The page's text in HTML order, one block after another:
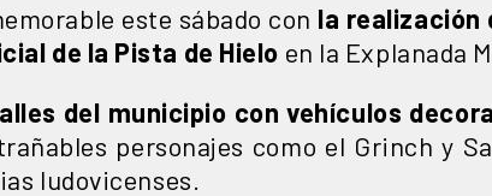
este sábado con la realización
de la Pista de Hielo en la Explanada
del municipio con vehículos
personajes como el Grinch y
ludovicenses.